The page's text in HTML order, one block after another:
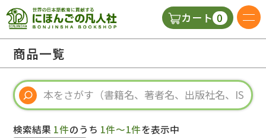
カート 0
視聴覚・補助教材
商品一覧
検索結果 1件のうち 1件～1件を表示中